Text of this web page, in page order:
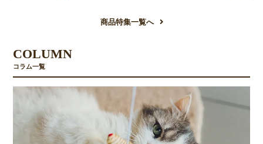
商品特集一覧へ
COLUMN
コラム一覧